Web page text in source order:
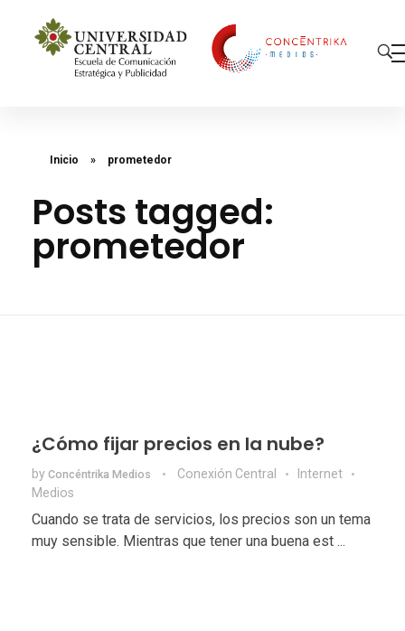
Inicio » prometedor
Posts tagged:
prometedor
¿Cómo fijar precios en la nube?
by Concéntrika Medios Conexión Central
Internet
Medios
Cuando se trata de servicios, los precios son un tema
muy sensible. Mientras que tener una buena est ...